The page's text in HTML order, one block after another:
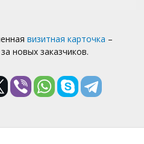
визитная карточка –
новых заказчиков.